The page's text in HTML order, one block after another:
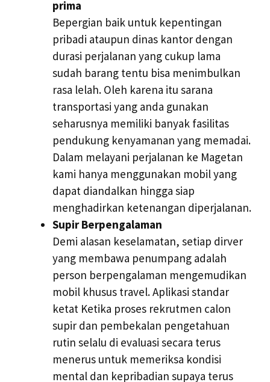
prima
Bepergian baik untuk kepentingan
pribadi ataupun dinas kantor dengan
durasi perjalanan yang cukup lama
sudah barang tentu bisa menimbulkan
rasa lelah. Oleh karena itu sarana
transportasi yang anda gunakan
seharusnya memiliki banyak fasilitas
pendukung kenyamanan yang memadai.
Dalam melayani perjalanan ke Magetan
kami hanya menggunakan mobil yang
dapat diandalkan hingga siap
menghadirkan ketenangan diperjalanan.
Supir Berpengalaman
Demi alasan keselamatan, setiap dirver
yang membawa penumpang adalah
person berpengalaman mengemudikan
mobil khusus travel. Aplikasi standar
ketat Ketika proses rekrutmen calon
supir dan pembekalan pengetahuan
rutin selalu di evaluasi secara terus
menerus untuk memeriksa kondisi
mental dan kepribadian supaya terus